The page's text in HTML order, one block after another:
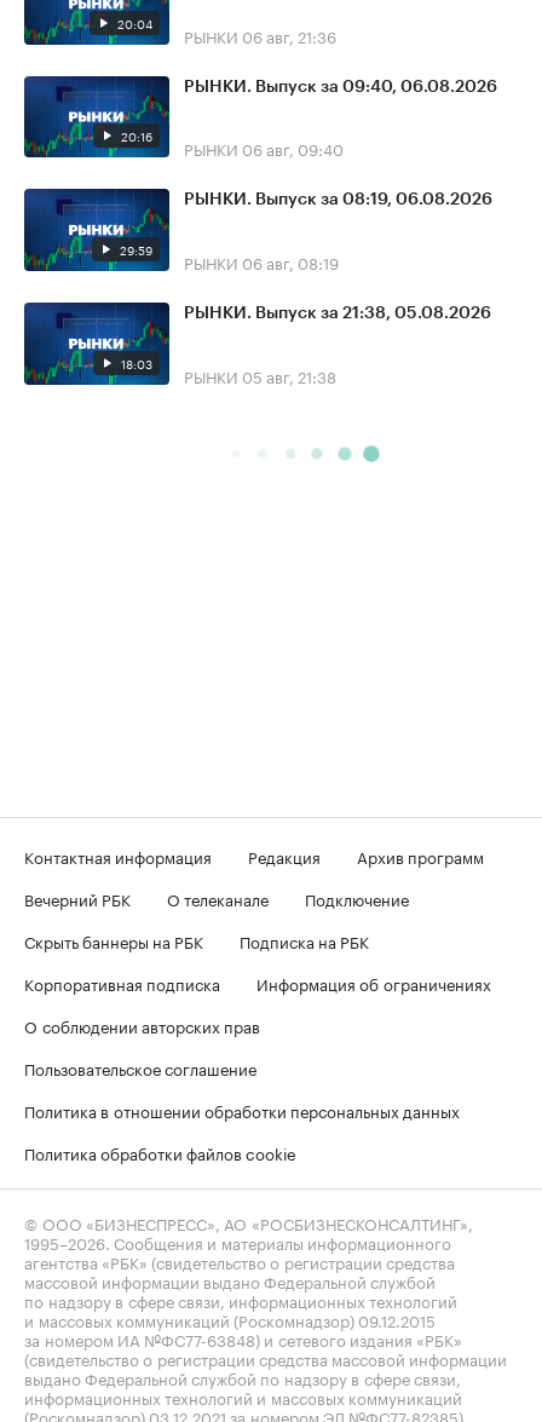
20:04 РЫНКИ 06 авг, 21:36
20:16
РЫНКИ. Выпуск за 09:40, 06.08.2026
РЫНКИ 06 авг, 09:40
29:59
РЫНКИ. Выпуск за 08:19, 06.08.2026
РЫНКИ 06 авг, 08:19
18:03
РЫНКИ. Выпуск за 21:38, 05.08.2026
РЫНКИ 05 авг, 21:38
Контактная информация Редакция
Архив программ
Вечерний РБК
О телеканале
Подключение
Скрыть баннеры на РБК
Подписка на РБК
Корпоративная подписка
Информация об ограничениях
О соблюдении авторских прав
Пользовательское соглашение
Политика в отношении обработки персональных данных
Политика обработки файлов cookie
© ООО «БИЗНЕСПРЕСС», АО «РОСБИЗНЕСКОНСАЛТИНГ»,
1995–2026 . Сообщения и материалы информационного
агентства «РБК» (свидетельство о регистрации средства
массовой информации выдано Федеральной службой
по надзору в сфере связи, информационных технологий
и массовых коммуникаций (Роскомнадзор) 09.12.2015
за номером ИА №ФС77-63848) и сетевого издания «РБК»
(свидетельство о регистрации средства массовой информации
выдано Федеральной службой по надзору в сфере связи,
информационных технологий и массовых коммуникаций
(Роскомнадзор) 03.12.2021 за номером ЭЛ №ФС77-82385)